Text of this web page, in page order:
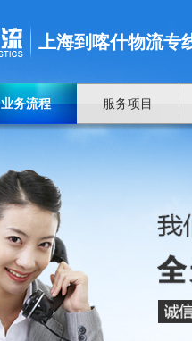
上海到喀什物流专
业务流程 服务项目